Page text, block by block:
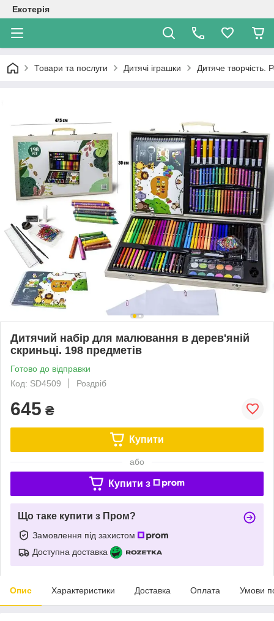
Екотерія
Товари та послуги Дитячі іграшки Дитяче творчість.
Дитячий набір для малювання в дерев'яній
скриньці. 198 предметів
Готово до відправки
Код: SD4509
Роздріб
645 ₴
Купити
або
Купити з
Що таке купити з Пром?
Замовлення під захистом
Доступна доставка
Опис Характеристики Доставка Оплата Умови